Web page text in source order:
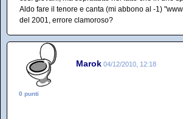
Aldo fare il tenore e canta (mi abbono al -1)
del 2001, errore clamoroso?
Marok 04/12/2010, 12:18
0 punti